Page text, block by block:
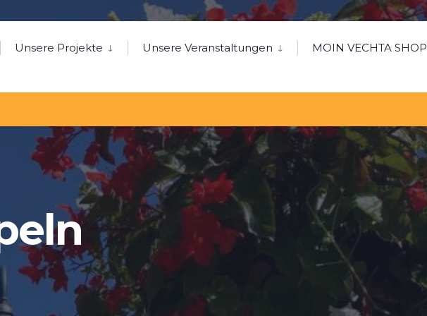
Unsere Projekte Unsere Veranstaltungen MOIN VECHTA SHOP